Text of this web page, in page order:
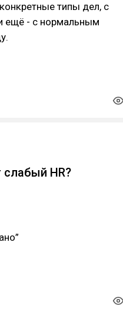
типы дел, с
ещё - с нормальным
слабый HR?